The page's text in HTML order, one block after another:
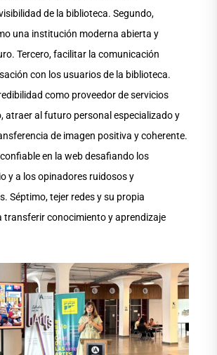
de la biblioteca. Segundo,
una institución moderna abierta y
Tercero, facilitar la comunicación
con los usuarios de la biblioteca.
como proveedor de servicios
atraer al futuro personal especializado y
de imagen positiva y coherente.
en la web desafiando los
y a los opinadores ruidosos y
Séptimo, tejer redes y su propia
transferir conocimiento y aprendizaje